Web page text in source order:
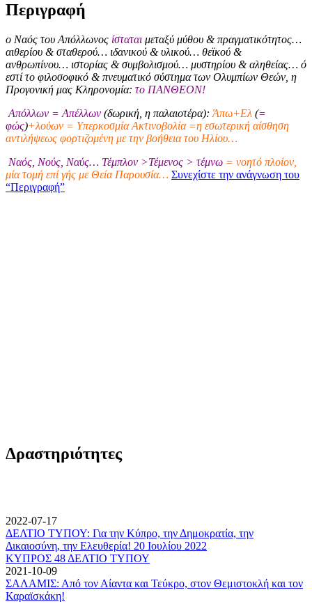
Περιγραφή
ο Ναός του Απόλλωνος ίσταται μεταξύ μύθου & πραγματικότητος…
αιθερίου & σταθερού… ιδανικού & υλικού… θεϊκού &
ανθρωπίνου… ιστορίας & συμβολισμού… μυστηρίου & αληθείας… ό
εστί το φιλοσοφικό & πνευματικό σύστημα των Ολυμπίων Θεών, η
Προγονική μας Κληρονομία: το ΠΑΝΘΕΟΝ!
Απόλλων = Απέλλων (δωρική, η παλαιοτέρα): Άπω+Ελ (=
φώς)+λούων = Υπερκοσμία Ακτινοβολία =η εσωτερική αίσθηση
αντιλήψεως φορτιζομένη με την βοήθεια του Ηλίου…
Ναός, Νούς, Ναύς… Τέμπλον >Τέμενος > τέμνω = νοητό πλοίον,
μία τομή επί γής με Θεία Παρουσία… Συνεχίστε την ανάγνωση του
“Περιγραφή”
Δραστηριότητες
2022-07-17
ΔΕΛΤΙΟ ΤΥΠΟΥ: Για την Κύπρο, την Δημοκρατία, την
Δικαιοσύνη, την Ελευθερία! 20 Ιουλίου 2022
ΚΥΠΡΟΣ 48 ΔΕΛΤΙΟ ΤΥΠΟΥ
2021-10-09
ΣΑΛΑΜΙΣ: Από τον Αίαντα και Τεύκρο, στον Θεμιστοκλή και τον
Καραϊσκάκη!